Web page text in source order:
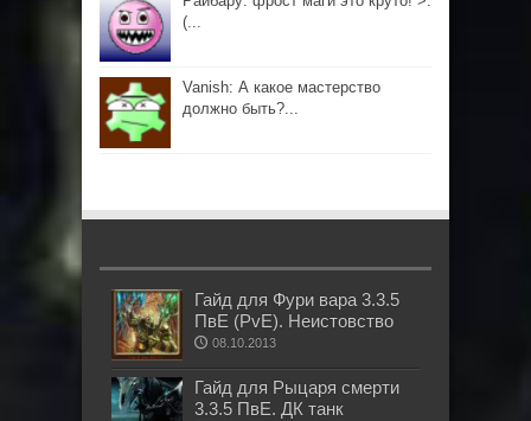
(...
Vanish: А какое мастерство
должно быть?...
Гайд для Фури вара 3.3.5
ПвЕ (PvE). Неистовство
08.10.2013
Гайд для Рыцаря смерти
3.3.5 ПвЕ. ДК танк